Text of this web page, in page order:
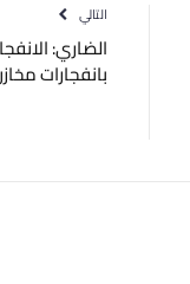
التالي
الضاري:
بانفجارات